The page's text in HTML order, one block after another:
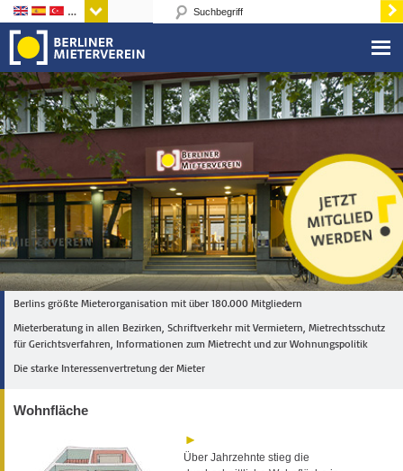
Sprachen
Berlins größte Mieterorganisation mit über 180.000 Mitgliedern
Mieterberatung in allen Bezirken, Schriftverkehr mit Vermietern, Mietrechtsschutz
für Gerichtsverfahren, Informationen zum Mietrecht und zur Wohnungspolitik
Die starke Interessenvertretung der Mieter
Wohnfläche
Über Jahrzehnte stieg die